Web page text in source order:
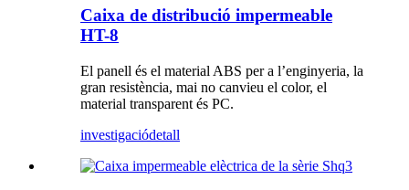
Caixa de distribució impermeable
HT-8
El panell és el material ABS per a l’enginyeria, la
gran resistència, mai no canvieu el color, el
material transparent és PC.
investigaciódetall